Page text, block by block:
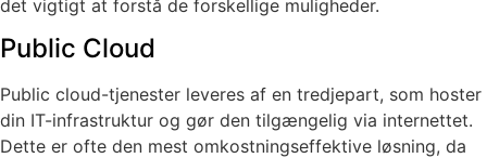
det vigtigt at forstå de forskellige muligheder.
Public Cloud
Public cloud-tjenester leveres af en tredjepart, som hoster
din IT-infrastruktur og gør den tilgængelig via internettet.
Dette er ofte den mest omkostningseffektive løsning, da